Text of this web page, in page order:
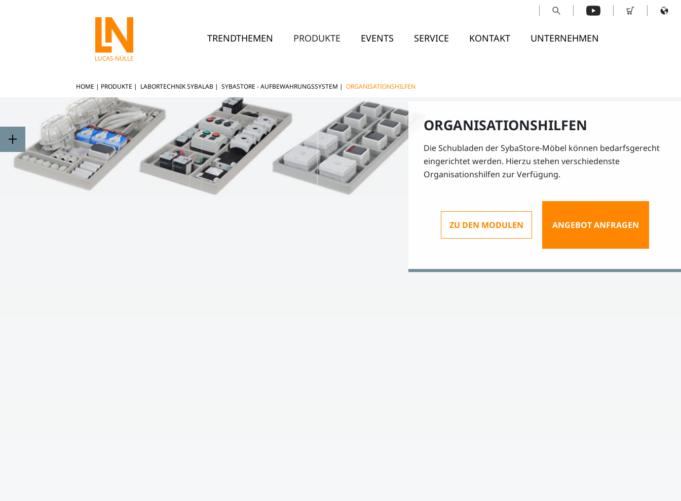
TRENDTHEMEN PRODUKTE EVENTS SERVICE KONTAKT UNTERNEHMEN
HOME | PRODUKTE | LABORTECHNIK SYBALAB | SYBASTORE - AUFBEWAHRUNGSSYSTEM | ORGANISATIONSHILFEN
ORGANISATIONSHILFEN
Die Schubladen der SybaStore-Möbel können bedarfsgerecht
eingerichtet werden. Hierzu stehen verschiedenste
Organisationshilfen zur Verfügung.
ZU DEN MODULEN ANGEBOT ANFRAGEN